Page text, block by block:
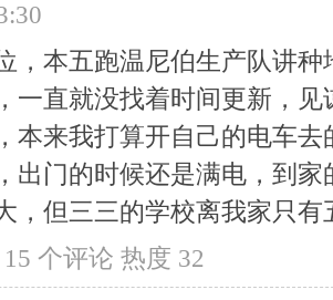
，本五跑温尼伯生产队讲
一直就没找着时间更新，
本来我打算开自己的电车
出门的时候还是满电，到
，但三三的学校离我家只有
15 个评论 热度 32